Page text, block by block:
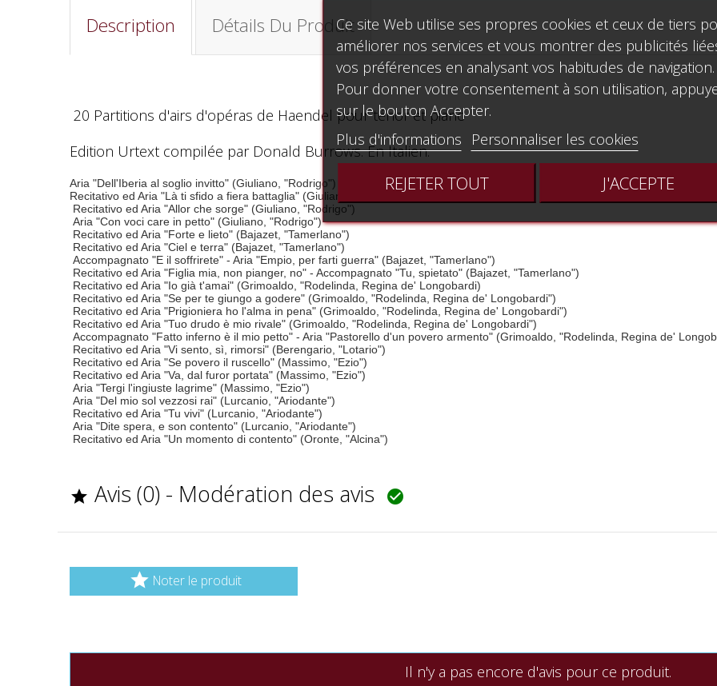
Description Détails Du Produit
20 Partitions d'airs d'opéras de Haendel pour ténor et piano
Edition Urtext compilée par Donald Burrows. En Italien.
Aria "Dell'Iberia al soglio invitto" (Giuliano, "Rodrigo")
Recitativo ed Aria "Là ti sfido a fiera battaglia" (Giuliano, "Rodrigo")
Recitativo ed Aria "Allor che sorge" (Giuliano, "Rodrigo")
Aria "Con voci care in petto" (Giuliano, "Rodrigo")
Recitativo ed Aria "Forte e lieto" (Bajazet, "Tamerlano")
Recitativo ed Aria "Ciel e terra" (Bajazet, "Tamerlano")
Accompagnato "E il soffrirete" - Aria "Empio, per farti guerra" (Bajazet, "Tamerlano")
Recitativo ed Aria "Figlia mia, non pianger, no" - Accompagnato "Tu, spietato" (Bajazet, "Tamerlano")
Recitativo ed Aria "Io già t'amai" (Grimoaldo, "Rodelinda, Regina de' Longobardi)
Recitativo ed Aria "Se per te giungo a godere" (Grimoaldo, "Rodelinda, Regina de' Longobardi")
Recitativo ed Aria "Prigioniera ho l'alma in pena" (Grimoaldo, "Rodelinda, Regina de' Longobardi")
Recitativo ed Aria "Tuo drudo è mio rivale" (Grimoaldo, "Rodelinda, Regina de' Longobardi")
Accompagnato "Fatto inferno è il mio petto" - Aria "Pastorello d'un povero armento" (Grimoaldo, "Rodelinda, Regina de'
Recitativo ed Aria "Vi sento, sì, rimorsi" (Berengario, "Lotario")
Recitativo ed Aria "Se povero il ruscello" (Massimo, "Ezio")
Recitativo ed Aria "Va, dal furor portata" (Massimo, "Ezio")
Aria "Tergi l'ingiuste lagrime" (Massimo, "Ezio")
Aria "Del mio sol vezzosi rai" (Lurcanio, "Ariodante")
Recitativo ed Aria "Tu vivi" (Lurcanio, "Ariodante")
Aria "Dite spera, e son contento" (Lurcanio, "Ariodante")
Recitativo ed Aria "Un momento di contento" (Oronte, "Alcina")
 Avis (0) - Modération des avis 
 Noter le produit
Il n'y a pas encore d'avis pour ce produit.
Ce site Web utilise ses propres cookies et ceux de tiers
améliorer nos services et vous montrer des publicités
vos préférences en analysant vos habitudes de navigation.
Pour donner votre consentement à son utilisation,
sur le bouton Accepter.
Plus d'informations
Personnaliser les cookies
REJETER TOUT J'ACCEPTE